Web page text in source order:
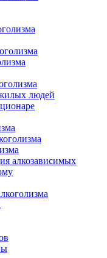
людей
алкозависимых